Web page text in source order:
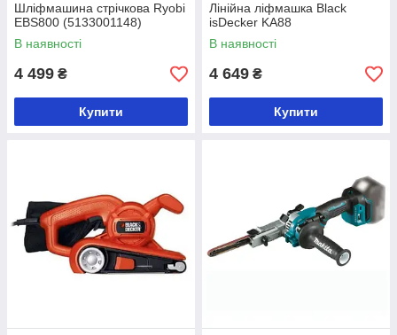
Шліфмашина стрічкова Ryobi
EBS800 (5133001148)
В наявності
4 499 ₴
Купити
Лінійна ліфмашка Black
isDecker KA88
В наявності
4 649 ₴
Купити